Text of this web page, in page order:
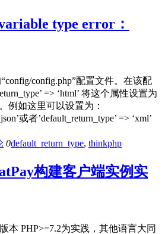
type error：
config.php”配置文件。在该配
=> ‘html’ 将这个属性设置为
例如这里可以设置为：
或者’default_return_type’ => ‘xml’
0default_return_type, thinkphp
构建客户端实例实
本 PHP>=7.2为实践，其他语言大同